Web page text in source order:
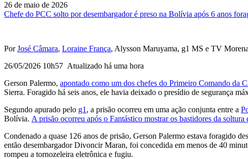
26 de maio de 2026
Chefe do PCC solto por desembargador é preso na Bolívia após 6 anos
PorJosé Câmara, Loraine França, Alysson Maruyama, g1 MS e TV
26/05/2026 10h57 Atualizado há uma hora
Gerson Palermo, apontado como um dos chefes do Primeiro Comando da
Sierra. Foragido há seis anos, ele havia deixado o presídio de segurança
Segundo apurado pelo g1 , a prisão ocorreu em uma ação conjunta entre a
Bolívia. A prisão ocorreu após o Fantástico mostrar os bastidores da
Condenado a quase 126 anos de prisão, Gerson Palermo estava foragido
então desembargador Divoncir Maran, foi concedida em menos de 40
rompeu a tornozeleira eletrônica e fugiu.